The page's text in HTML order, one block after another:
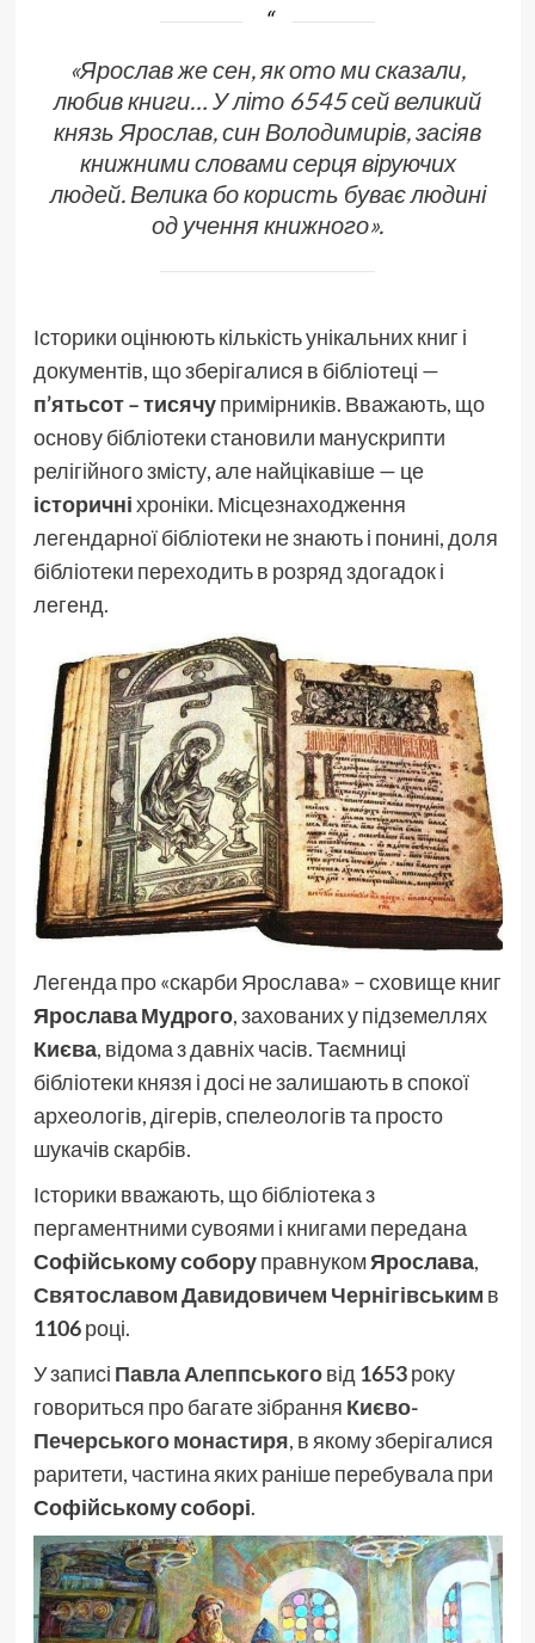
«Ярослав же сен, як ото ми сказали,
любив книги… У літо 6545 сей великий
князь Ярослав, син Володимирів, засіяв
книжними словами серця віруючих
людей. Велика бо користь буває людині
од учення книжного».
Історики оцінюють кількість унікальних книг і
документів, що зберігалися в бібліотеці —
п’ятьсот – тисячупримірників. Вважають, що
основу бібліотеки становили манускрипти
релігійного змісту, але найцікавіше — це
історичніхроніки. Місцезнаходження
легендарної бібліотеки не знають і понині, доля
бібліотеки переходить в розряд здогадок і
легенд.
Легенда про «скарби Ярослава» – сховище книг
Ярослава Мудрого, захованих у підземеллях
Києва, відома з давніх часів. Таємниці
бібліотеки князя і досі не залишають в спокої
археологів, дігерів, спелеологів та просто
шукачів скарбів.
Історики вважають, що бібліотека з
пергаментними сувоями і книгами передана
Софійському соборуправнукомЯрослава,
Святославом Давидовичем Чернігівським в
1106році.
У записі Павла Алеппськоговід 1653року
говориться про багате зібрання Києво-
Печерського монастиря, в якому зберігалися
раритети, частина яких раніше перебувала при
Софійському соборі.